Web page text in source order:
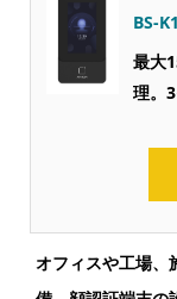
BS-
最大
理。
オフィスや工場、